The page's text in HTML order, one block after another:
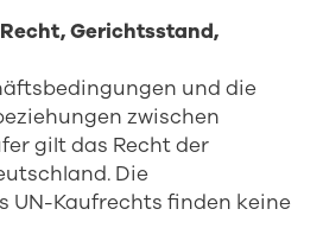
Gerichtsstand,
und die
zwischen
gilt das Recht der
Die
UN-Kaufrechts finden keine